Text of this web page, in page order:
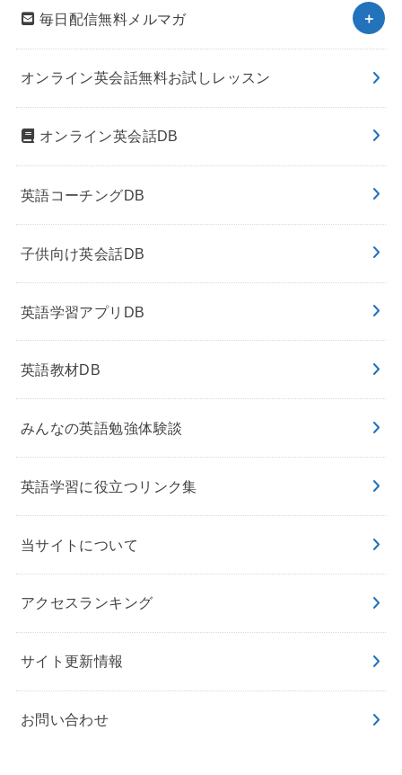
毎日配信無料メルマガ
オンライン英会話無料お試しレッスン
オンライン英会話DB
英語コーチングDB
子供向け英会話DB
英語学習アプリDB
英語教材DB
みんなの英語勉強体験談
英語学習に役立つリンク集
当サイトについて
アクセスランキング
サイト更新情報
お問い合わせ